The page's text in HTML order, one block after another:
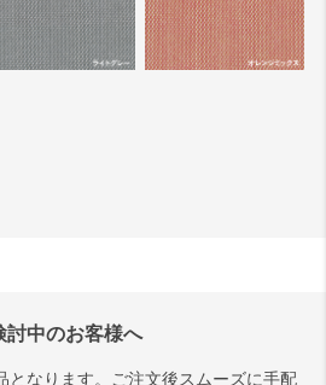
討中のお客様へ
となります。ご注文後スムーズに手配